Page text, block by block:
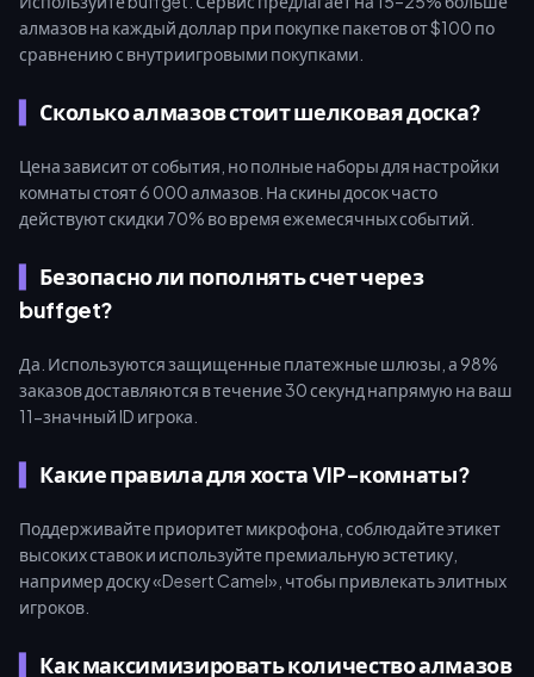
алмазов на каждый доллар при покупке пакетов от $100 по
сравнению с внутриигровыми покупками.
Сколько алмазов стоит шелковая доска?
Цена зависит от события, но полные наборы для настройки
комнаты стоят 6 000 алмазов. На скины досок часто
действуют скидки 70% во время ежемесячных событий.
Безопасно ли пополнять счет через
buffget?
Да. Используются защищенные платежные шлюзы, а 98%
заказов доставляются в течение 30 секунд напрямую на ваш
11-значный ID игрока.
Какие правила для хоста VIP-комнаты?
Поддерживайте приоритет микрофона, соблюдайте этикет
высоких ставок и используйте премиальную эстетику,
например доску «Desert Camel», чтобы привлекать элитных
игроков.
Как максимизировать количество алмазов